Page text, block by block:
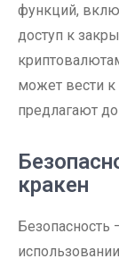
функций,
доступ к
может вести
предлагают
кракен
Безопасность